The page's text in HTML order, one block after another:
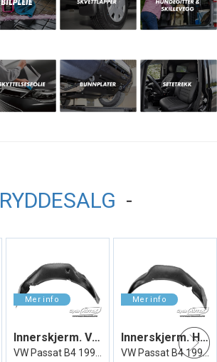
RYDDESALG -
Innerskjerm. Venstre Foran. Plast Innerskjerm. Høyre Foran. Plast
VW Passat B4 1994-1996